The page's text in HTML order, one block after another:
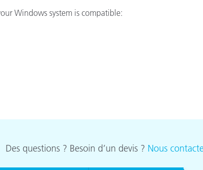
Windows system is compatible:
Des questions ? Besoin d’un devis ? Nous